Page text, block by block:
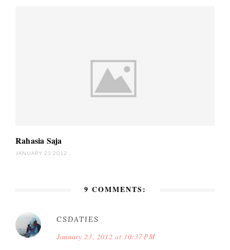
Rahasia Saja
JANUARY 23 2012
9 COMMENTS:
CSDATIES
January 23, 2012 at 10:37 PM